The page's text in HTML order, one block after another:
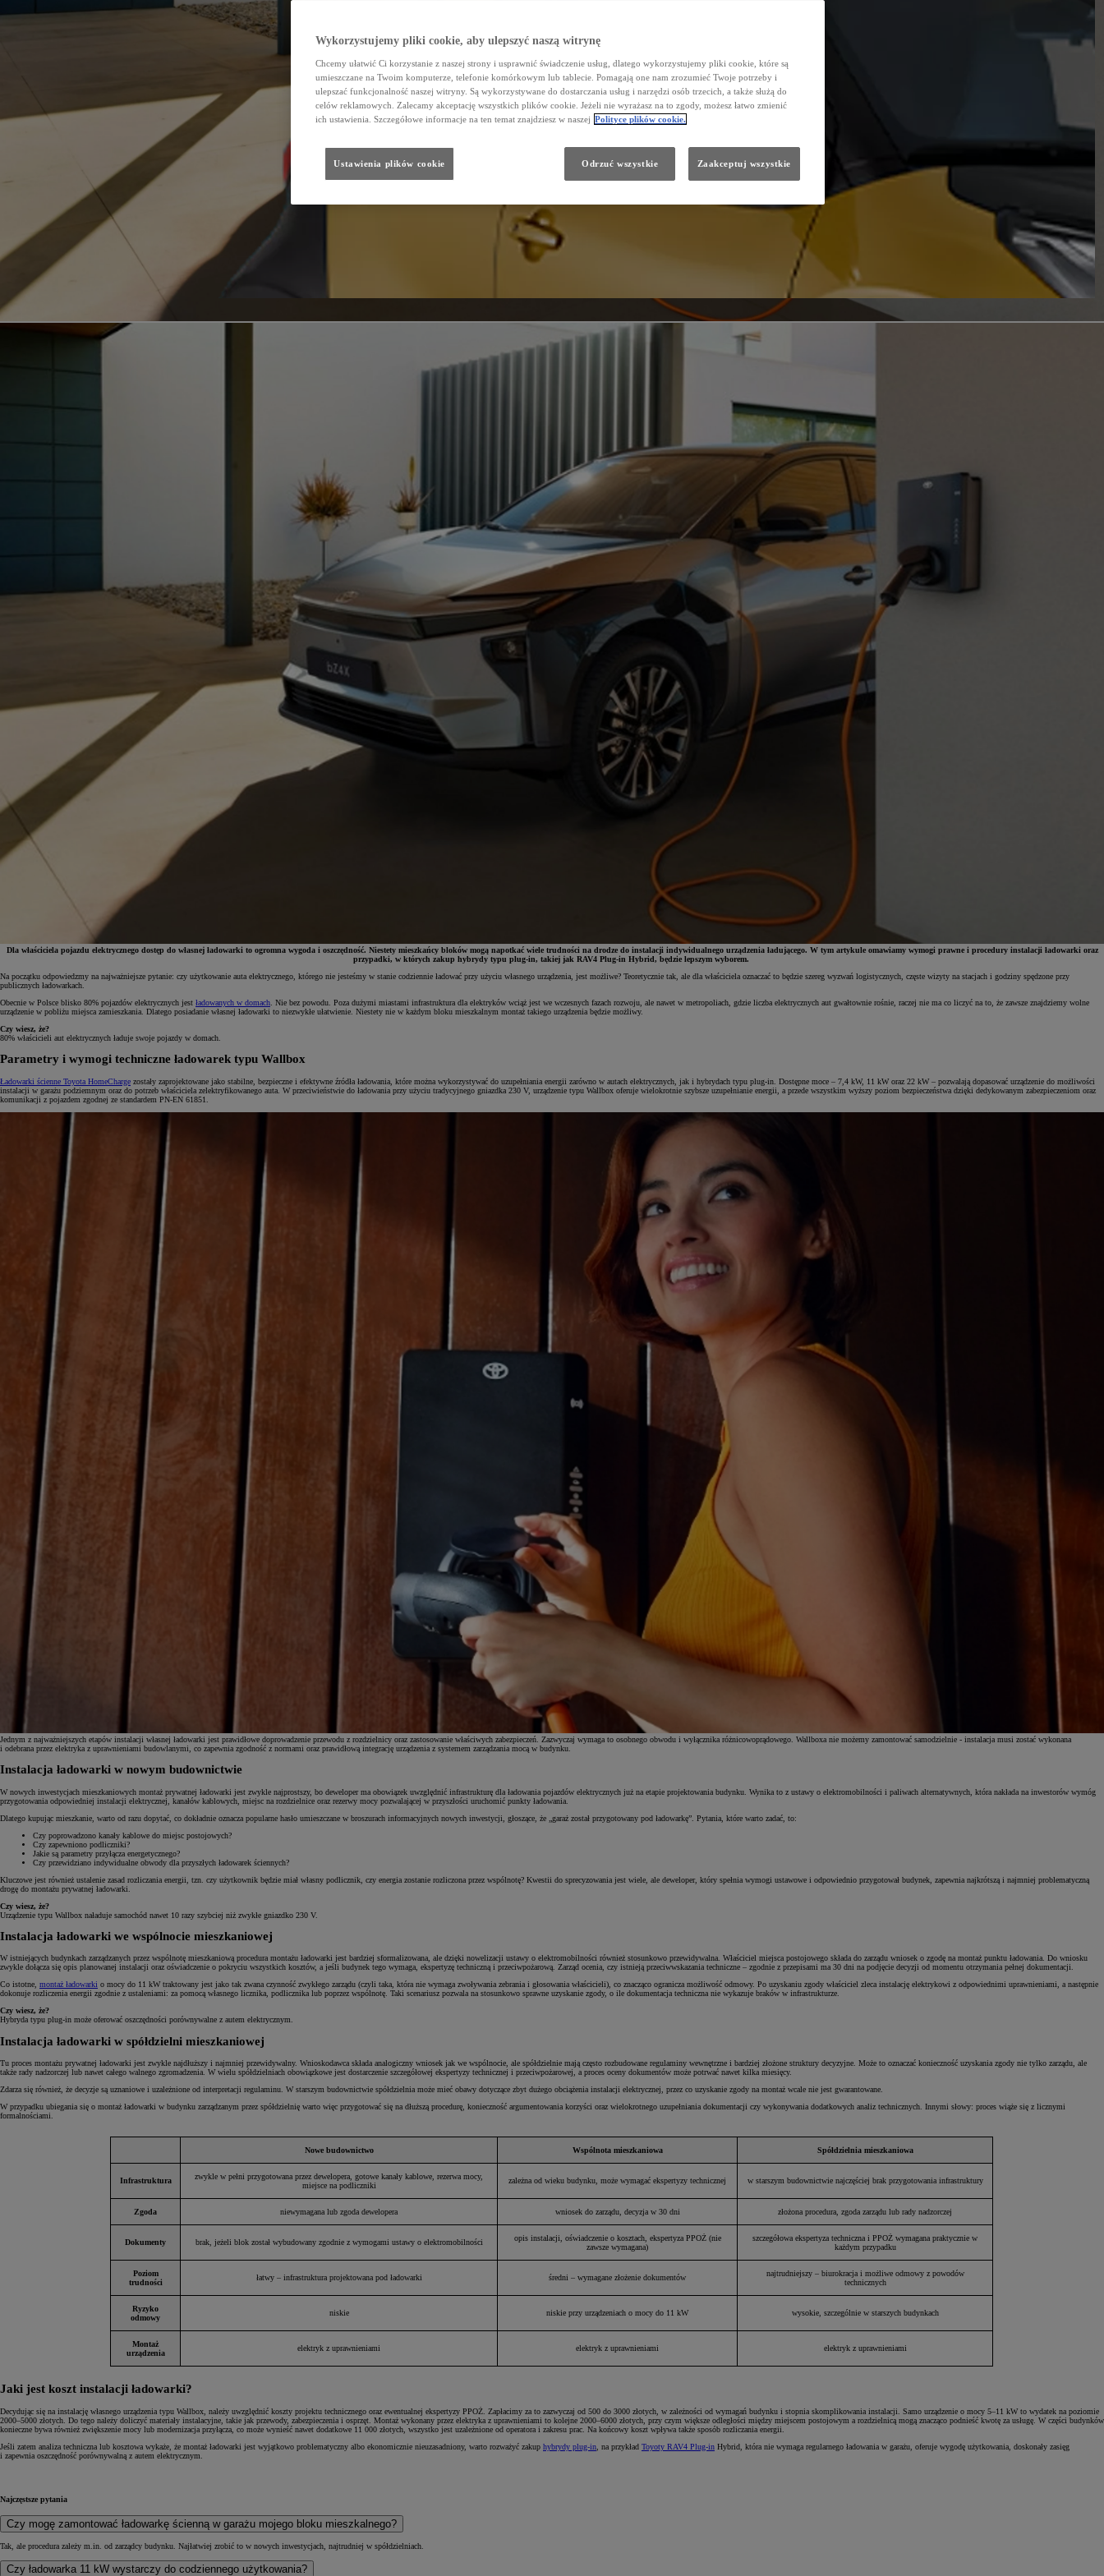
Yaris Cross
HYBRID
Dla właściciela pojazdu elektrycznego dostęp do własnej ładowarki to ogromna wygoda i oszczędność. Niestety mieszkańcy bloków mogą napotkać wiele trudności na drodze do instalacji indywidualnego urządzenia ładującego. W tym artykule omawiamy wymogi prawne i procedury instalacji ładowarki oraz
przypadki, w których zakup hybrydy typu plug-in, takiej jak RAV4 Plug-in Hybrid, będzie lepszym wyborem.
Na początku odpowiedzmy na najważniejsze pytanie: czy użytkowanie auta elektrycznego, którego nie jesteśmy w stanie codziennie ładować przy użyciu własnego urządzenia, jest możliwe? Teoretycznie tak, ale dla właściciela oznaczać to będzie szereg wyzwań logistycznych, częste wizyty na stacjach i godziny spędzone przy
publicznych ładowarkach.
Obecnie w Polsce blisko 80% pojazdów elektrycznych jest ładowanych w domach . Nie bez powodu. Poza dużymi miastami infrastruktura dla elektryków wciąż jest we wczesnych fazach rozwoju, ale nawet w metropoliach, gdzie liczba elektrycznych aut gwałtownie rośnie, raczej nie ma co liczyć na to, że zawsze znajdziemy wolne
urządzenie w pobliżu miejsca zamieszkania. Dlatego posiadanie własnej ładowarki to niezwykłe ułatwienie. Niestety nie w każdym bloku mieszkalnym montaż takiego urządzenia będzie możliwy.
Czy wiesz, że?
80% właścicieli aut elektrycznych ładuje swoje pojazdy w domach.
Parametry i wymogi techniczne ładowarek typu Wallbox
Ładowarki ścienne Toyota HomeCharge zostały zaprojektowane jako stabilne, bezpieczne i efektywne źródła ładowania, które można wykorzystywać do uzupełniania energii zarówno w autach elektrycznych, jak i hybrydach typu plug-in. Dostępne moce – 7,4 kW, 11 kW oraz 22 kW – pozwalają dopasować urządzenie do możliwości
instalacji w garażu podziemnym oraz do potrzeb właściciela zelektryfikowanego auta. W przeciwieństwie do ładowania przy użyciu tradycyjnego gniazdka 230 V, urządzenie typu Wallbox oferuje wielokrotnie szybsze uzupełnianie energii, a przede wszystkim wyższy poziom bezpieczeństwa dzięki dedykowanym zabezpieczeniom oraz
komunikacji z pojazdem zgodnej ze standardem PN-EN 61851.
Jednym z najważniejszych etapów instalacji własnej ładowarki jest prawidłowe doprowadzenie przewodu z rozdzielnicy oraz zastosowanie właściwych zabezpieczeń. Zazwyczaj wymaga to osobnego obwodu i wyłącznika różnicowoprądowego. Wallboxa nie możemy zamontować samodzielnie - instalacja musi zostać wykonana
i odebrana przez elektryka z uprawnieniami budowlanymi, co zapewnia zgodność z normami oraz prawidłową integrację urządzenia z systemem zarządzania mocą w budynku.
Instalacja ładowarki w nowym budownictwie
W nowych inwestycjach mieszkaniowych montaż prywatnej ładowarki jest zwykle najprostszy, bo deweloper ma obowiązek uwzględnić infrastrukturę dla ładowania pojazdów elektrycznych już na etapie projektowania budynku. Wynika to z ustawy o elektromobilności i paliwach alternatywnych, która nakłada na inwestorów wymóg
przygotowania odpowiedniej instalacji elektrycznej, kanałów kablowych, miejsc na rozdzielnice oraz rezerwy mocy pozwalającej w przyszłości uruchomić punkty ładowania.
Dlatego kupując mieszkanie, warto od razu dopytać, co dokładnie oznacza popularne hasło umieszczane w broszurach informacyjnych nowych inwestycji, głoszące, że „garaż został przygotowany pod ładowarkę”. Pytania, które warto zadać, to:
Czy poprowadzono kanały kablowe do miejsc postojowych?
Czy zapewniono podliczniki?
Jakie są parametry przyłącza energetycznego?
Czy przewidziano indywidualne obwody dla przyszłych ładowarek ściennych?
Kluczowe jest również ustalenie zasad rozliczania energii, tzn. czy użytkownik będzie miał własny podlicznik, czy energia zostanie rozliczona przez wspólnotę? Kwestii do sprecyzowania jest wiele, ale deweloper, który spełnia wymogi ustawowe i odpowiednio przygotował budynek, zapewnia najkrótszą i najmniej problematyczną
drogę do montażu prywatnej ładowarki.
Czy wiesz, że?
Urządzenie typu Wallbox naładuje samochód nawet 10 razy szybciej niż zwykłe gniazdko 230 V.
Instalacja ładowarki we wspólnocie mieszkaniowej
W istniejących budynkach zarządzanych przez wspólnotę mieszkaniową procedura montażu ładowarki jest bardziej sformalizowana, ale dzięki nowelizacji ustawy o elektromobilności również stosunkowo przewidywalna. Właściciel miejsca postojowego składa do zarządu wniosek o zgodę na montaż punktu ładowania. Do wniosku
zwykle dołącza się opis planowanej instalacji oraz oświadczenie o pokryciu wszystkich kosztów, a jeśli budynek tego wymaga, ekspertyzę techniczną i przeciwpożarową. Zarząd ocenia, czy istnieją przeciwwskazania techniczne – zgodnie z przepisami ma 30 dni na podjęcie decyzji od momentu otrzymania pełnej dokumentacji.
Co istotne, montaż ładowarki o mocy do 11 kW traktowany jest jako tak zwana czynność zwykłego zarządu (czyli taka, która nie wymaga zwoływania zebrania i głosowania właścicieli), co znacząco ogranicza możliwość odmowy. Po uzyskaniu zgody właściciel zleca instalację elektrykowi z odpowiednimi uprawnieniami, a następnie
dokonuje rozliczenia energii zgodnie z ustaleniami: za pomocą własnego licznika, podlicznika lub poprzez wspólnotę. Taki scenariusz pozwala na stosunkowo sprawne uzyskanie zgody, o ile dokumentacja techniczna nie wykazuje braków w infrastrukturze.
Czy wiesz, że?
Hybryda typu plug-in może oferować oszczędności porównywalne z autem elektrycznym.
Instalacja ładowarki w spółdzielni mieszkaniowej
Tu proces montażu prywatnej ładowarki jest zwykle najdłuższy i najmniej przewidywalny. Wnioskodawca składa analogiczny wniosek jak we wspólnocie, ale spółdzielnie mają często rozbudowane regulaminy wewnętrzne i bardziej złożone struktury decyzyjne. Może to oznaczać konieczność uzyskania zgody nie tylko zarządu, ale
także rady nadzorczej lub nawet całego walnego zgromadzenia. W wielu spółdzielniach obowiązkowe jest dostarczenie szczegółowej ekspertyzy technicznej i przeciwpożarowej, a proces oceny dokumentów może potrwać nawet kilka miesięcy.
Zdarza się również, że decyzje są uznaniowe i uzależnione od interpretacji regulaminu. W starszym budownictwie spółdzielnia może mieć obawy dotyczące zbyt dużego obciążenia instalacji elektrycznej, przez co uzyskanie zgody na montaż wcale nie jest gwarantowane.
W przypadku ubiegania się o montaż ładowarki w budynku zarządzanym przez spółdzielnię warto więc przygotować się na dłuższą procedurę, konieczność argumentowania korzyści oraz wielokrotnego uzupełniania dokumentacji czy wykonywania dodatkowych analiz technicznych. Innymi słowy: proces wiąże się z licznymi
formalnościami.
Nowe budownictwo Wspólnota mieszkaniowa Spółdzielnia mieszkaniowa
Infrastruktura
zwykle w pełni przygotowana przez dewelopera, gotowe kanały kablowe, rezerwa mocy,
miejsce na podliczniki
zależna od wieku budynku, może wymagać ekspertyzy technicznej w starszym budownictwie najczęściej brak przygotowania infrastruktury
Zgoda niewymagana lub zgoda dewelopera wniosek do zarządu, decyzja w 30 dni złożona procedura, zgoda zarządu lub rady nadzorczej
Dokumenty brak, jeżeli blok został wybudowany zgodnie z wymogami ustawy o elektromobilności
opis instalacji, oświadczenie o kosztach, ekspertyza PPOŻ (nie
zawsze wymagana)
szczegółowa ekspertyza techniczna i PPOŻ wymagana praktycznie w
każdym przypadku
Poziom
trudności
łatwy – infrastruktura projektowana pod ładowarki średni – wymagane złożenie dokumentów
najtrudniejszy – biurokracja i możliwe odmowy z powodów
technicznych
Ryzyko
odmowy
niskie niskie przy urządzeniach o mocy do 11 kW wysokie, szczególnie w starszych budynkach
Montaż
urządzenia
elektryk z uprawnieniami elektryk z uprawnieniami elektryk z uprawnieniami
Jaki jest koszt instalacji ładowarki?
Decydując się na instalację własnego urządzenia typu Wallbox, należy uwzględnić koszty projektu technicznego oraz ewentualnej ekspertyzy PPOŻ. Zapłacimy za to zazwyczaj od 500 do 3000 złotych, w zależności od wymagań budynku i stopnia skomplikowania instalacji. Samo urządzenie o mocy 5–11 kW to wydatek na poziomie
2000–5000 złotych. Do tego należy doliczyć materiały instalacyjne, takie jak przewody, zabezpieczenia i osprzęt. Montaż wykonany przez elektryka z uprawnieniami to kolejne 2000–6000 złotych, przy czym większe odległości między miejscem postojowym a rozdzielnicą mogą znacząco podnieść kwotę za usługę. W części budynków
konieczne bywa również zwiększenie mocy lub modernizacja przyłącza, co może wynieść nawet dodatkowe 11 000 złotych, wszystko jest uzależnione od operatora i zakresu prac. Na końcowy koszt wpływa także sposób rozliczania energii.
Jeśli zatem analiza techniczna lub kosztowa wykaże, że montaż ładowarki jest wyjątkowo problematyczny albo ekonomicznie nieuzasadniony, warto rozważyć zakup hybrydy plug-in , na przykład Toyoty RAV4 Plug-in Hybrid, która nie wymaga regularnego ładowania w garażu, oferuje wygodę użytkowania, doskonały zasięg
i zapewnia oszczędność porównywalną z autem elektrycznym.
Najczęstsze pytania
Czy mogę zamontować ładowarkę ścienną w garażu mojego bloku mieszkalnego?
Tak, ale procedura zależy m.in. od zarządcy budynku. Najłatwiej zrobić to w nowych inwestycjach, najtrudniej w spółdzielniach.
Czy ładowarka 11 kW wystarczy do codziennego użytkowania?
Wykorzystujemy pliki cookie, aby ulepszyć naszą witrynę
Chcemy ułatwić Ci korzystanie z naszej strony i usprawnić świadczenie usług, dlatego wykorzystujemy pliki cookie, które są
umieszczane na Twoim komputerze, telefonie komórkowym lub tablecie. Pomagają one nam zrozumieć Twoje potrzeby i
ulepszać funkcjonalność naszej witryny. Są wykorzystywane do dostarczania usług i narzędzi osób trzecich, a także służą do
celów reklamowych. Zalecamy akceptację wszystkich plików cookie. Jeżeli nie wyrażasz na to zgody, możesz łatwo zmienić
ich ustawienia. Szczegółowe informacje na ten temat znajdziesz w naszej Polityce plików cookie.
Ustawienia plików cookie Odrzuć wszystkie Zaakceptuj wszystkie